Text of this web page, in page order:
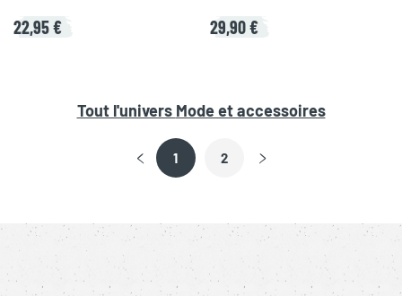
22,95 € 29,90 €
Tout l'univers Mode et accessoires
1 2